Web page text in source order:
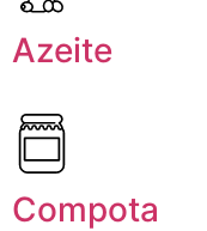
Azeite
Compota